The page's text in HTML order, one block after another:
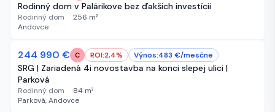
Rodinný dom v Palárikove bez ďakšich investícii
Rodinný dom · 256 m²
Andovce
34 dní
244 990 € C ROI:2,4% Výnos:483 €/mesčne
SRG | Zariadená 4i novostavba na konci slepej ulici |
Parková
Rodinný dom · 84 m²
Parková, Andovce